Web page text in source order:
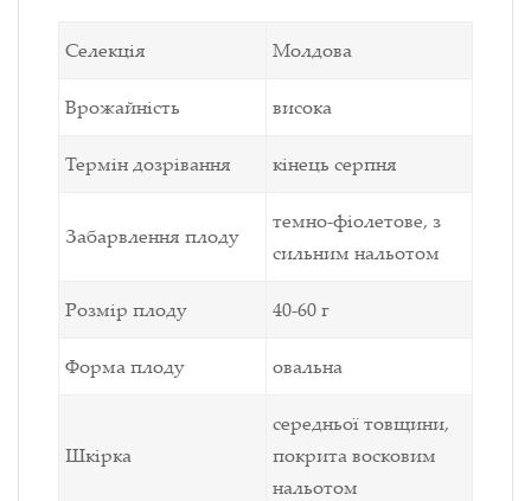
Селекція Молдова
Врожайність висока
Термін дозрівання кінець серпня
Забарвлення плоду
темно-фіолетове, з
сильним нальотом
Розмір плоду 40-60 г
Форма плоду овальна
Шкірка
середньої товщини,
покрита восковим
нальотом